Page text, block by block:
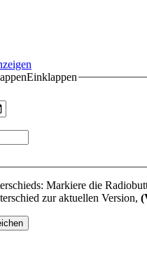
Einklappen
Markiere die
zur aktuellen Version,